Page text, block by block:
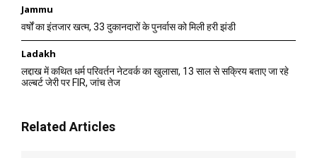
Jammu
वर्षों का इंतजार खत्म, 33 दुकानदारों के पुनर्वास को मिली हरी झंडी
Ladakh
लद्दाख में कथित धर्म परिवर्तन नेटवर्क का खुलासा, 13 साल से सक्रिय बताए जा रहे
अल्बर्ट जेरी पर FIR, जांच तेज
Related Articles